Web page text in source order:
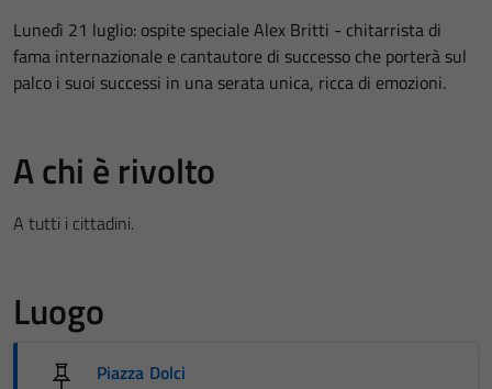
Lunedì 21 luglio: ospite speciale Alex Britti - chitarrista di
fama internazionale e cantautore di successo che porterà sul
palco i suoi successi in una serata unica, ricca di emozioni.
A chi è rivolto
A tutti i cittadini.
Luogo
Piazza Dolci